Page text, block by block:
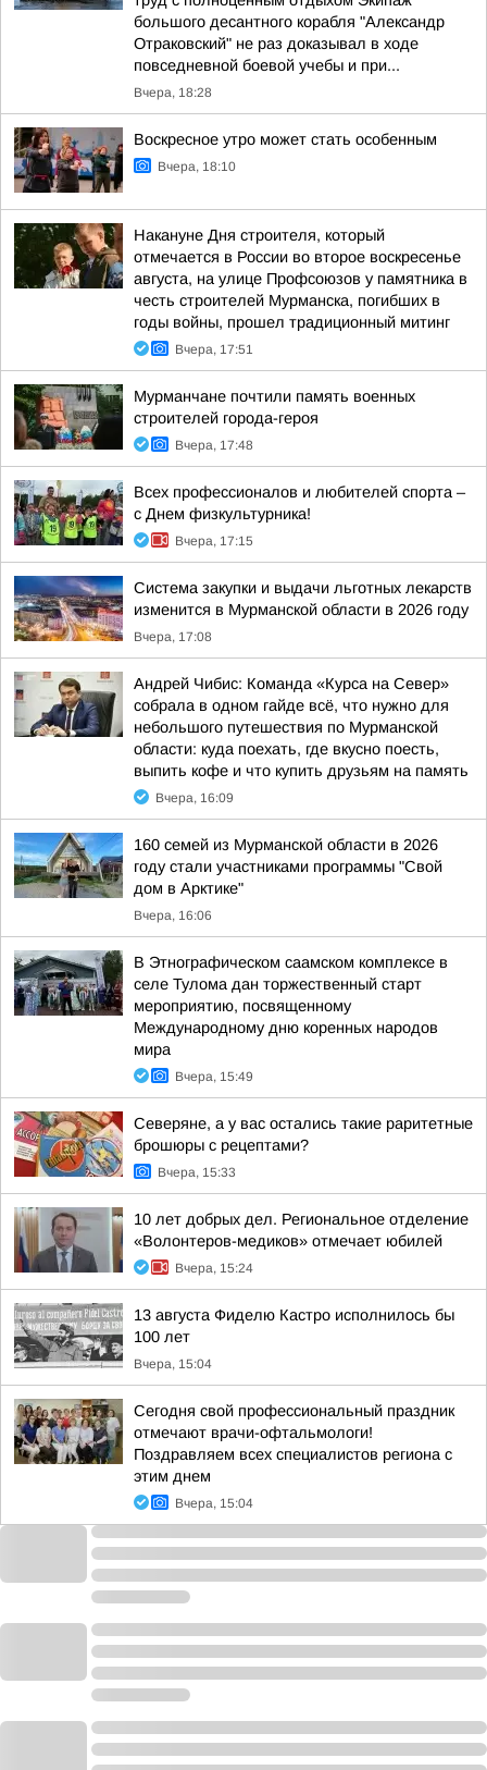
большого десантного корабля "Александр
Отраковский" не раз доказывал в ходе
повседневной боевой учебы и при...
Вчера, 18:28
Воскресное утро может стать особенным
Вчера, 18:10
Накануне Дня строителя, который
отмечается в России во второе воскресенье
августа, на улице Профсоюзов у памятника в
честь строителей Мурманска, погибших в
годы войны, прошел традиционный митинг
Вчера, 17:51
Мурманчане почтили память военных
строителей города-героя
Вчера, 17:48
Всех профессионалов и любителей спорта –
с Днем физкультурника!
Вчера, 17:15
Система закупки и выдачи льготных лекарств
изменится в Мурманской области в 2026 году
Вчера, 17:08
Андрей Чибис: Команда «Курса на Север»
собрала в одном гайде всё, что нужно для
небольшого путешествия по Мурманской
области: куда поехать, где вкусно поесть,
выпить кофе и что купить друзьям на память
Вчера, 16:09
160 семей из Мурманской области в 2026
году стали участниками программы "Свой
дом в Арктике"
Вчера, 16:06
В Этнографическом саамском комплексе в
селе Тулома дан торжественный старт
мероприятию, посвященному
Международному дню коренных народов
мира
Вчера, 15:49
Северяне, а у вас остались такие раритетные
брошюры с рецептами?
Вчера, 15:33
10 лет добрых дел. Региональное отделение
«Волонтеров-медиков» отмечает юбилей
Вчера, 15:24
13 августа Фиделю Кастро исполнилось бы
100 лет
Вчера, 15:04
Сегодня свой профессиональный праздник
отмечают врачи-офтальмологи!
Поздравляем всех специалистов региона с
этим днем
Вчера, 15:04